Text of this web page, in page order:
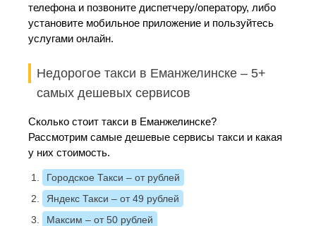
телефона и позвоните диспетчеру/оператору, либо
установите мобильное приложение и пользуйтесь
услугами онлайн.
Недорогое такси в Еманжелинске – 5+
самых дешевых сервисов
Сколько стоит такси в Еманжелинске?
Рассмотрим самые дешевые сервисы такси и какая
у них стоимость.
Городское Такси – от рублей
Яндекс Такси – от 49 рублей
Максим – от 50 рублей